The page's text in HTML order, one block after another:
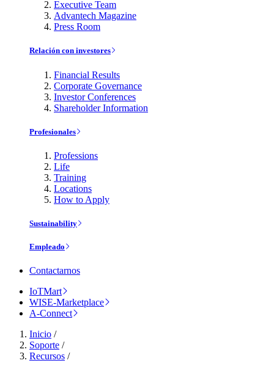
Executive Team
Advantech Magazine
Press Room
Relación con investores
Financial Results
Corporate Governance
Investor Conferences
Shareholder Information
Profesionales
Professions
Life
Training
Locations
How to Apply
Sustainability
Empleado
Contactarnos
IoTMart
WISE-Marketplace
A-Connect
Inicio /
Soporte /
Recursos /